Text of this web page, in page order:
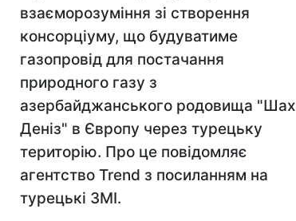
взаєморозуміння зі створення
консорціуму, що будуватиме
газопровід для постачання
природного газу з
азербайджанського родовища "Шах
Деніз" в Європу через турецьку
територію. Про це повідомляє
агентство Trend з посиланням на
турецькі ЗМІ.